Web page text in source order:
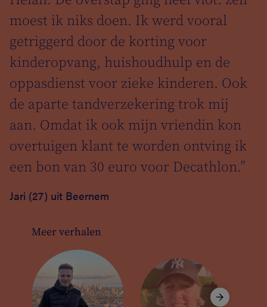
moest ik niks doen. Ik werd vooral
getriggerd door de korting voor
kinderopvang, huishoudhulp en de
oppasdienst voor zieke kinderen. Ook
de aparte tandverzekering trok mij
aan. Omdat ik ook mijn vriendin kon
overtuigen klant te worden ontving ik
een bon van 30 euro voor Decathlon.”
Jari (27) uit Beernem
Meer verhalen